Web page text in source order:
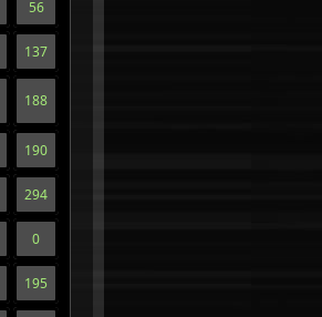
56
137
188
190
294
0
195